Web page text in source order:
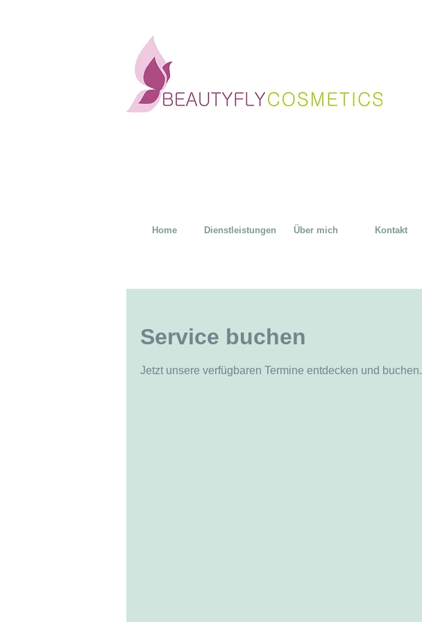
Home Dienstleistungen Über mich Kontakt
Service buchen
Jetzt unsere verfügbaren Termine entdecken und buchen.